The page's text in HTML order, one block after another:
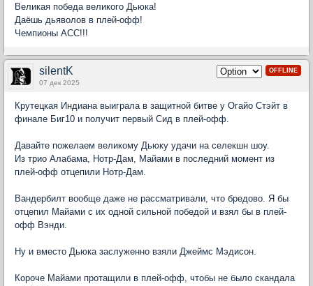
Великая победа великого Дьюка!
Даёшь дьяволов в плей-офф!
Чемпионы АСС!!!
OFFLINE
silentK
07 дек 2025
Крутецкая Индиана выиграла в защитной битве у Огайо Стэйт в
финале Биг10 и получит первый Сид в плей-офф.
Давайте пожелаем великому Дьюку удачи на селекшн шоу.
Из трио Алабама, Нотр-Дам, Майами в последний момент из
плей-офф отцепили Нотр-Дам.
Вандербилт вообще даже не рассматривали, что бредово. Я бы
отцепил Майами с их одной сильной победой и взял бы в плей-
офф Вэнди.
Ну и вместо Дьюка заслуженно взяли Джеймс Мэдисон.
Короче Майами протащили в плей-офф, чтобы не было скандала